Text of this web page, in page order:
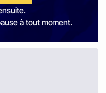
à tout moment.